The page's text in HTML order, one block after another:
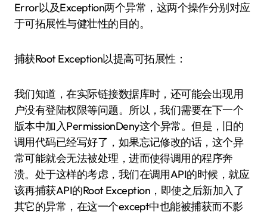
Error以及Exception两个异常，这两个操作分别对应
于可拓展性与健壮性的目的。
捕获Root Exception以提高可拓展性：
我们知道，在实际链接数据库时，还可能会出现用
户没有登陆权限等问题。所以，我们需要在下一个
版本中加入PermissionDeny这个异常。但是，旧的
调用代码已经写好了，如果忘记修改的话，这个异
常可能就会无法被处理，进而使得调用的程序奔
溃。处于这样的考虑，我们在调用API的时候，就应
该再捕获API的Root Exception，即使之后新加入了
其它的异常，在这一个except中也能被捕获而不影